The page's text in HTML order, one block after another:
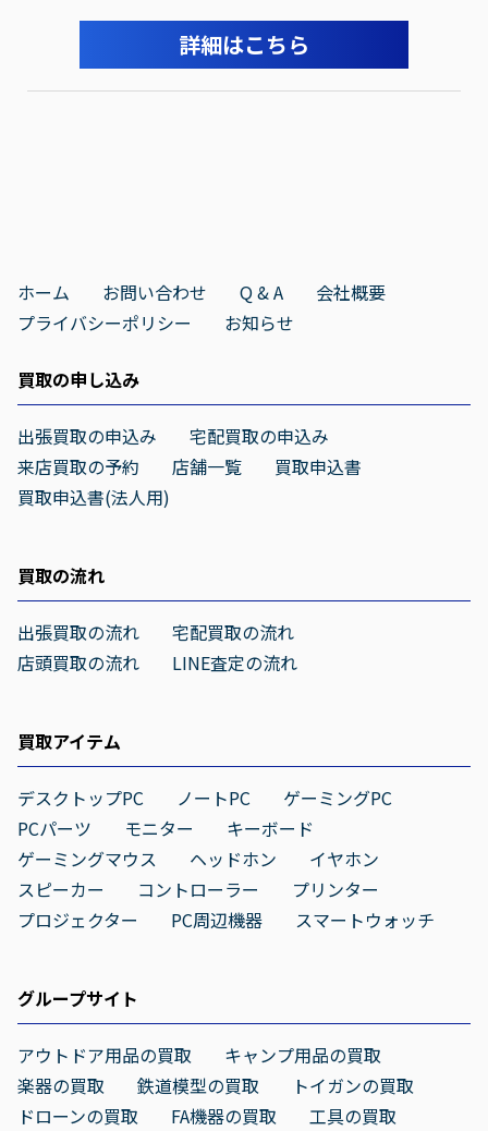
詳細はこちら
ホーム お問い合わせ Q & A
会社概要
プライバシーポリシー
お知らせ
買取の申し込み
出張買取の申込み
宅配買取の申込み
来店買取の予約
店舗一覧
買取申込書
買取申込書(法人用)
買取の流れ
出張買取の流れ
宅配買取の流れ
店頭買取の流れ
LINE査定の流れ
買取アイテム
デスクトップPC ノートPC
ゲーミングPC
PCパーツ
モニター
キーボード
ゲーミングマウス
ヘッドホン
イヤホン
スピーカー
コントローラー
プリンター
プロジェクター
PC周辺機器 スマートウォッチ
グループサイト
アウトドア用品の買取
キャンプ用品の買取
楽器の買取
鉄道模型の買取
トイガンの買取
ドローンの買取
FA機器の買取
工具の買取